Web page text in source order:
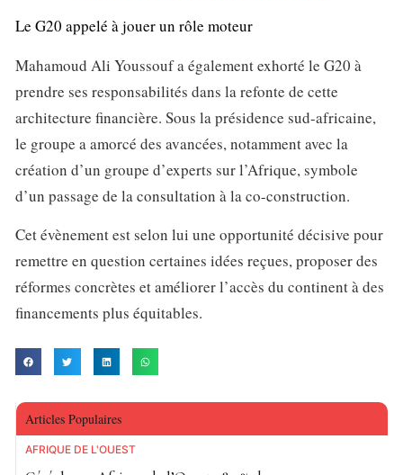
Le G20 appelé à jouer un rôle moteur
Mahamoud Ali Youssouf a également exhorté le G20 à
prendre ses responsabilités dans la refonte de cette
architecture financière. Sous la présidence sud-africaine,
le groupe a amorcé des avancées, notamment avec la
création d’un groupe d’experts sur l’Afrique, symbole
d’un passage de la consultation à la co-construction.
Cet évènement est selon lui une opportunité décisive pour
remettre en question certaines idées reçues, proposer des
réformes concrètes et améliorer l’accès du continent à des
financements plus équitables.
Articles Populaires
AFRIQUE DE L'OUEST